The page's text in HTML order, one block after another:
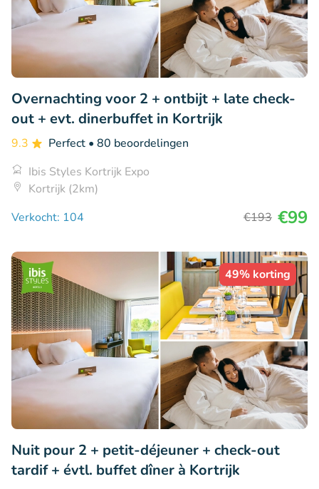
Overnachting voor 2 + ontbijt + late check-
out + evt. dinerbuffet in Kortrijk
9.3 Perfect • 80 beoordelingen
Ibis Styles Kortrijk Expo
Kortrijk (2km)
Verkocht: 104
€193 €99
49% korting
Nuit pour 2 + petit-déjeuner + check-out
tardif + évtl. buffet dîner à Kortrijk